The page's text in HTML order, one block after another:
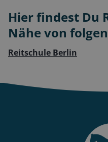
Hier findest Du
Nähe von
Reitschule Berlin